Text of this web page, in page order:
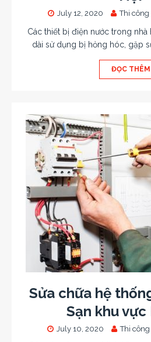
July 12, 2020 Thi
Các thiết bị điện nước trong nhà
dài sử dụng bị hỏng hóc, gặp
ĐỌC THÊM
Sửa chữa hệ
Sạn khu vực
July 10, 2020 Thi